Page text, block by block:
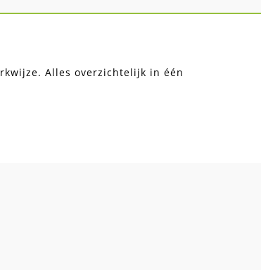
Alles overzichtelijk in één